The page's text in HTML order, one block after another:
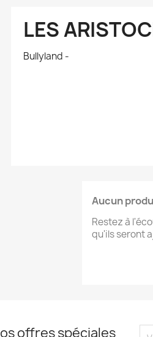
LES
Bullyland -
Aucun
Restez à
qu'ils seront
offres spéciales